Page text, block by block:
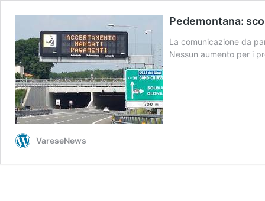
Pedemontana:
La comunicazione da
Nessun aumento per i
VareseNews